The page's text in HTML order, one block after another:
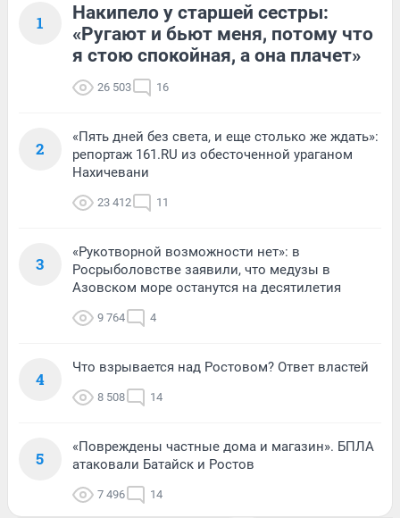
1
Накипело у старшей сестры:
«Ругают и бьют меня, потому что
я стою спокойная, а она плачет»
26 503 16
2
«Пять дней без света, и еще столько же ждать»:
репортаж 161.RU из обесточенной ураганом
Нахичевани
23 412 11
3
«Рукотворной возможности нет»: в
Росрыболовстве заявили, что медузы в
Азовском море останутся на десятилетия
9 764 4
4
Что взрывается над Ростовом? Ответ властей
8 508 14
5
«Повреждены частные дома и магазин». БПЛА
атаковали Батайск и Ростов
7 496 14